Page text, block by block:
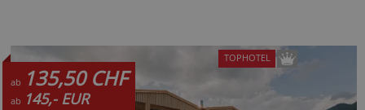
ab 135,50 CHF
ab 145,- EUR
TOPHOTEL